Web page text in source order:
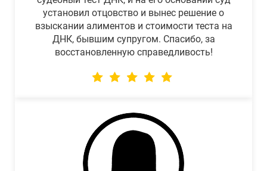
установил отцовство и вынес решение о
взыскании алиментов и стоимости теста на
ДНК, бывшим супругом. Спасибо, за
восстановленную справедливость!